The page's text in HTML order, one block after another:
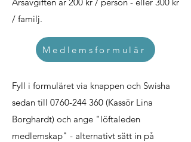
/ familj.
Fyll i formuläret via knappen och Swisha
sedan till 0760-244 360 (Kassör Lina
Borghardt) och ange "löftaleden
medlemskap" - alternativt sätt in på
Medlemsformulär